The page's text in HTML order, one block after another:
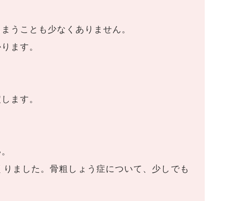
うことも少なくありません。
ます。
します。
ました。骨粗しょう症について、少しでも